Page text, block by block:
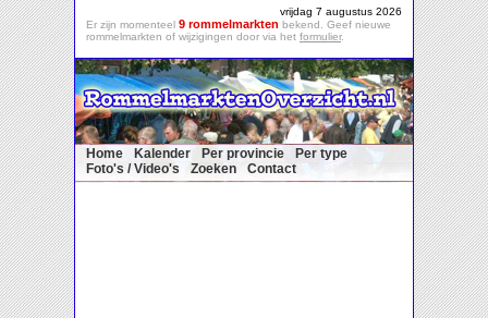
vrijdag 7 augustus 2026
Er zijn momenteel 9 rommelmarkten bekend. Geef nieuwe
rommelmarkten of wijzigingen door via het formulier.
Home Kalender Per provincie
Per type
Foto's / Video's
Zoeken Contact